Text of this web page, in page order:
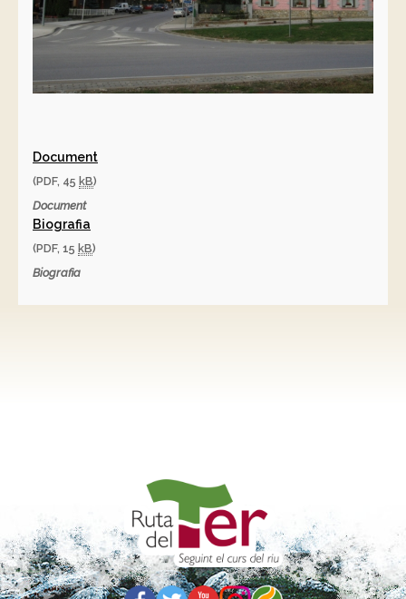
Document
(PDF, 45 kB)
Document
Biografia
(PDF, 15 kB)
Biografia